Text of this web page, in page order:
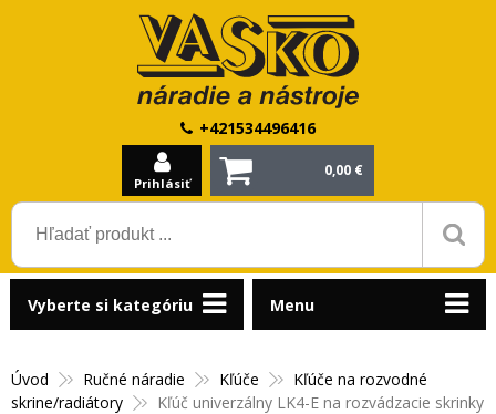
+421534496416
Prihlásiť
0,00 €
Úvod Ručné náradie Kľúče
Kľúče na rozvodné
skrine/radiátory
Kľúč univerzálny LK4-E na rozvádzacie skrinky
Vyberte si kategóriu Menu